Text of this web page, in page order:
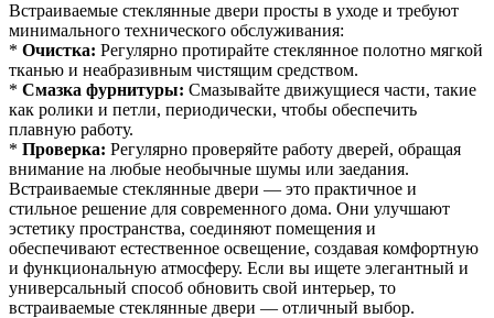
Встраиваемые стеклянные двери просты в уходе и требуют
минимального технического обслуживания:
* Очистка: Регулярно протирайте стеклянное полотно мягкой
тканью и неабразивным чистящим средством.
* Смазка фурнитуры: Смазывайте движущиеся части, такие
как ролики и петли, периодически, чтобы обеспечить
плавную работу.
* Проверка: Регулярно проверяйте работу дверей, обращая
внимание на любые необычные шумы или заедания.
Встраиваемые стеклянные двери — это практичное и
стильное решение для современного дома. Они улучшают
эстетику пространства, соединяют помещения и
обеспечивают естественное освещение, создавая комфортную
и функциональную атмосферу. Если вы ищете элегантный и
универсальный способ обновить свой интерьер, то
встраиваемые стеклянные двери — отличный выбор.